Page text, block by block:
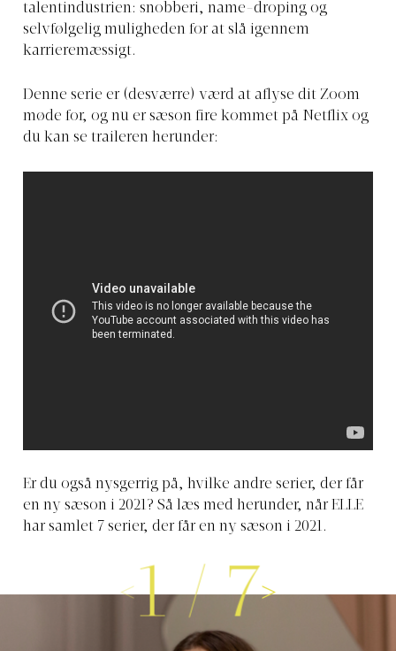
talentindustrien: snobberi, name-droping og
selvfølgelig muligheden for at slå igennem
karrieremæssigt.
Denne serie er (desværre) værd at aflyse dit Zoom
møde for, og nu er sæson fire kommet på Netflix og
du kan se traileren herunder:
Er du også nysgerrig på, hvilke andre serier, der får
en ny sæson i 2021? Så læs med herunder, når ELLE
har samlet 7 serier, der får en ny sæson i 2021.
1/7